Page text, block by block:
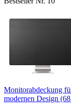
Monitorabdeckung
modernen Design